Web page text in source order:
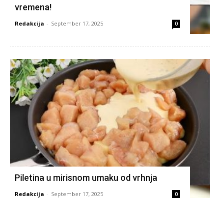
vremena!
Redakcija - September 17, 2025 0
Piletina u mirisnom umaku od vrhnja
Redakcija - September 17, 2025 0